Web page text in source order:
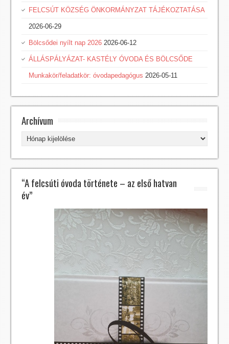
FELCSÚT KÖZSÉG ÖNKORMÁNYZAT TÁJÉKOZTATÁSA
2026-06-29
Bölcsődei nyílt nap 2026 2026-06-12
ÁLLÁSPÁLYÁZAT- KASTÉLY ÓVODA ÉS BÖLCSŐDE
Munkakör/feladatkör: óvodapedagógus 2026-05-11
Archívum
Archívum
“A felcsúti óvoda története – az első hatvan
év”